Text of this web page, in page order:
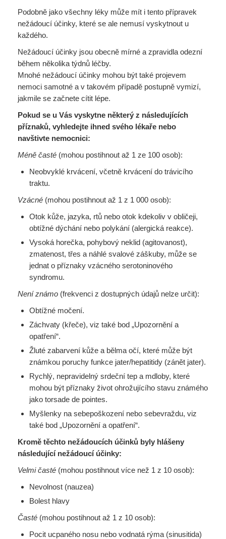
Podobně jako všechny léky může mít i tento přípravek
nežádoucí účinky, které se ale nemusí vyskytnout u
každého.
Nežádoucí účinky jsou obecně mírné a zpravidla odezní
během několika týdnů léčby.
Mnohé nežádoucí účinky mohou být také projevem
nemoci samotné a v takovém případě postupně vymizí,
jakmile se začnete cítit lépe.
Pokud se u Vás vyskytne některý z následujících
příznaků, vyhledejte ihned svého lékaře nebo
navštivte nemocnici:
Méně časté (mohou postihnout až 1 ze 100 osob):
Neobvyklé krvácení, včetně krvácení do trávicího
traktu.
Vzácné (mohou postihnout až 1 z 1 000 osob):
Otok kůže, jazyka, rtů nebo otok kdekoliv v obličeji,
obtížné dýchání nebo polykání (alergická reakce).
Vysoká horečka, pohybový neklid (agitovanost),
zmatenost, třes a náhlé svalové záškuby, může se
jednat o příznaky vzácného serotoninového
syndromu.
Není známo (frekvenci z dostupných údajů nelze určit):
Obtížné močení.
Záchvaty (křeče), viz také bod „Upozornění a
opatření“.
Žluté zabarvení kůže a bělma očí, které může být
známkou poruchy funkce jater/hepatitidy (zánět jater).
Rychlý, nepravidelný srdeční tep a mdloby, které
mohou být příznaky život ohrožujícího stavu známého
jako torsade de pointes.
Myšlenky na sebepoškození nebo sebevraždu, viz
také bod „Upozornění a opatření“.
Kromě těchto nežádoucích účinků byly hlášeny
následující nežádoucí účinky:
Velmi časté (mohou postihnout více než 1 z 10 osob):
Nevolnost (nauzea)
Bolest hlavy
Časté (mohou postihnout až 1 z 10 osob):
Pocit ucpaného nosu nebo vodnatá rýma (sinusitida)